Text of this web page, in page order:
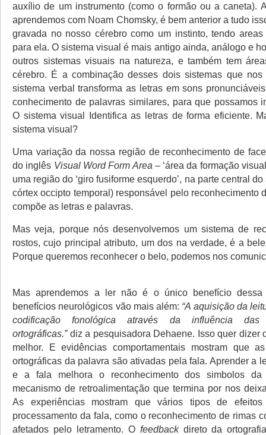
auxílio de um instrumento (como o formão ou a caneta).
aprendemos com Noam Chomsky, é bem anterior a tudo
gravada no nosso cérebro como um instinto, tendo areas
para ela. O sistema visual é mais antigo ainda, análogo e
outros sistemas visuais na natureza, e também tem
cérebro. É a combinação desses dois sistemas que
sistema verbal transforma as letras em sons
conhecimento de palavras similares, para que possamos
O sistema visual Identifica as letras de forma eficiente.
sistema visual?
Uma variação da nossa região de reconhecimento de
do inglês Visual Word Form Area – ‘área da formação
uma região do ‘giro fusiforme esquerdo’, na parte central
córtex occipto temporal) responsável pelo reconhecimento
compõe as letras e palavras.
Mas veja, porque nós desenvolvemos um sistema de
rostos, cujo principal atributo, um dos na verdade, é a
Porque queremos reconhecer o belo, podemos nos
Mas aprendemos a ler não é o único benefício dessa
benefícios neurológicos vão mais além: “A aquisição da
codificação fonológica através da influência das
ortográficas.”diz a pesquisadora Dehaene. Isso quer dizer
melhor. E evidências comportamentais mostram que
ortográficas da palavra são ativadas pela fala. Aprender a
e a fala melhora o reconhecimento dos simbolos
mecanismo de retroalimentação que termina por nos
As experiências mostram que vários tipos de efeitos
processamento da fala, como o reconhecimento de rimas
afetados pelo letramento. O feedbackdireto da